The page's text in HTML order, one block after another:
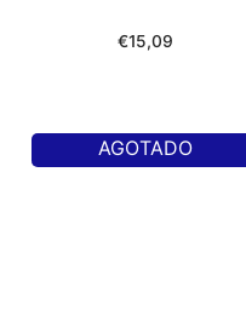
€15,09
AGOTADO